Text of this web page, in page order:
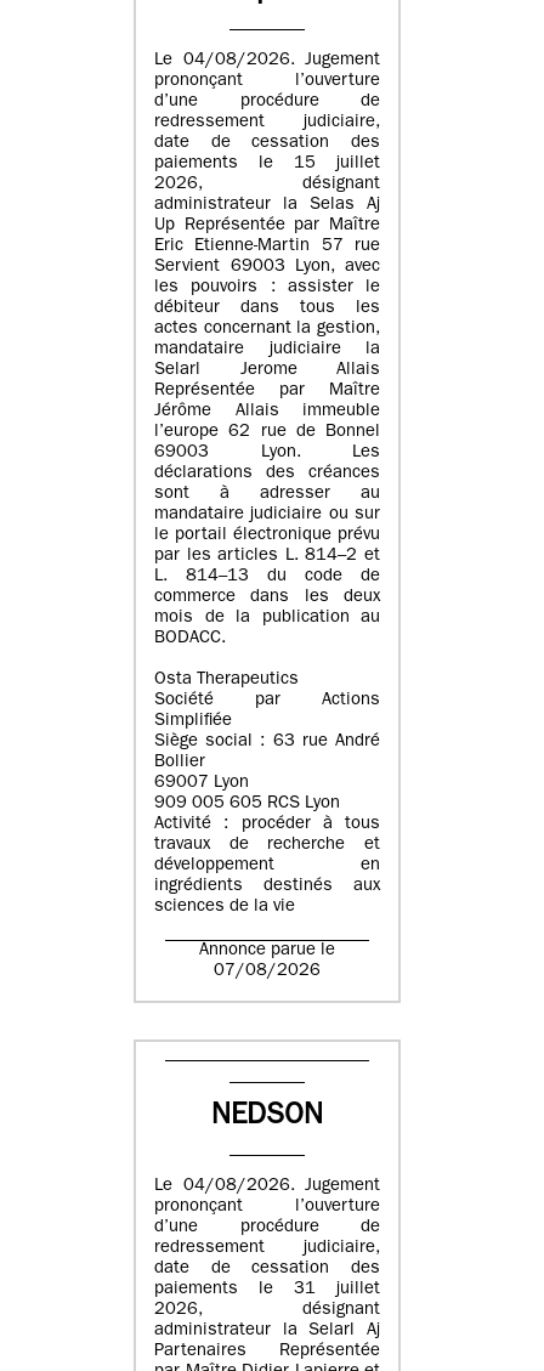
Le 04/08/2026. Jugement
prononçant l’ouverture
d’une procédure de
redressement judiciaire,
date de cessation des
paiements le 15 juillet
2026, désignant
administrateur la Selas Aj
Up Représentée par Maître
Eric Etienne-Martin 57 rue
Servient 69003 Lyon, avec
les pouvoirs : assister le
débiteur dans tous les
actes concernant la gestion,
mandataire judiciaire la
Selarl Jerome Allais
Représentée par Maître
Jérôme Allais immeuble
l’europe 62 rue de Bonnel
69003 Lyon. Les
déclarations des créances
sont à adresser au
mandataire judiciaire ou sur
le portail électronique prévu
par les articles L. 814–2 et
L. 814–13 du code de
commerce dans les deux
mois de la publication au
BODACC.
Osta Therapeutics
Société par Actions
Simplifiée
Siège social : 63 rue André
Bollier
69007 Lyon
909 005 605 RCS Lyon
Activité : procéder à tous
travaux de recherche et
développement en
ingrédients destinés aux
sciences de la vie
Annonce parue le
07/08/2026
NEDSON
Le 04/08/2026. Jugement
prononçant l’ouverture
d’une procédure de
redressement judiciaire,
date de cessation des
paiements le 31 juillet
2026, désignant
administrateur la Selarl Aj
Partenaires Représentée